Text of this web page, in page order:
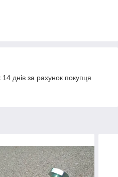
днів за рахунок покупця